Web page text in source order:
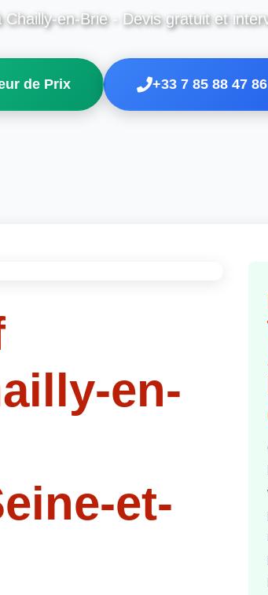
Chailly-en-Brie - Devis gratuit et
de Prix +33 7 85 88 47 86
en-
et-